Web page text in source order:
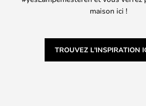
maison ici !
TROUVEZ L'INSPIRATION